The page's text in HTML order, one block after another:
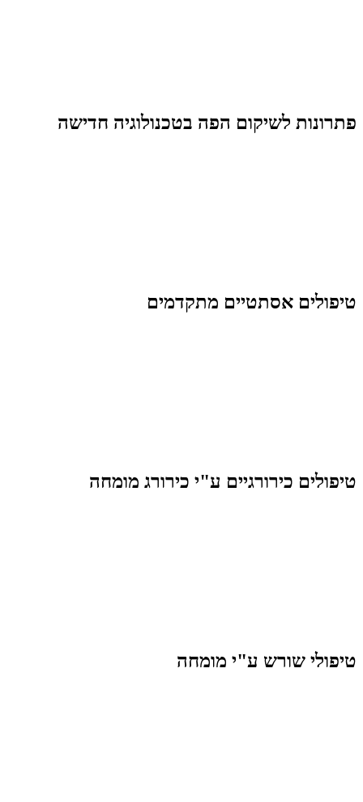
פתרונות לשיקום הפה בטכנולוגיה חדישה
טיפולים אסתטיים מתקדמים
טיפולים כירורגיים ע"י כירורג מומחה
טיפולי שורש ע"י מומחה